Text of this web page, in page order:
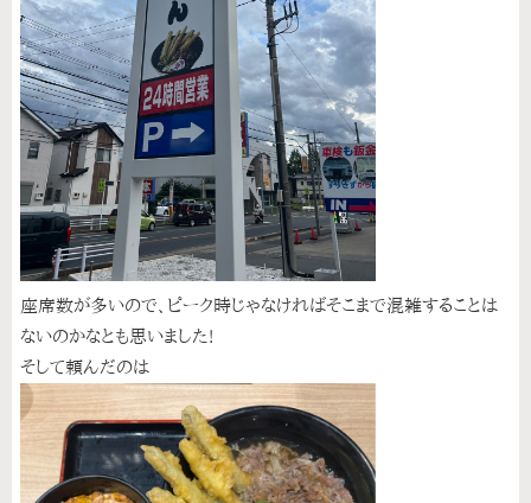
座席数が多いので、ピーク時じゃなければそこまで混雑することは
ないのかなとも思いました!
そして頼んだのは